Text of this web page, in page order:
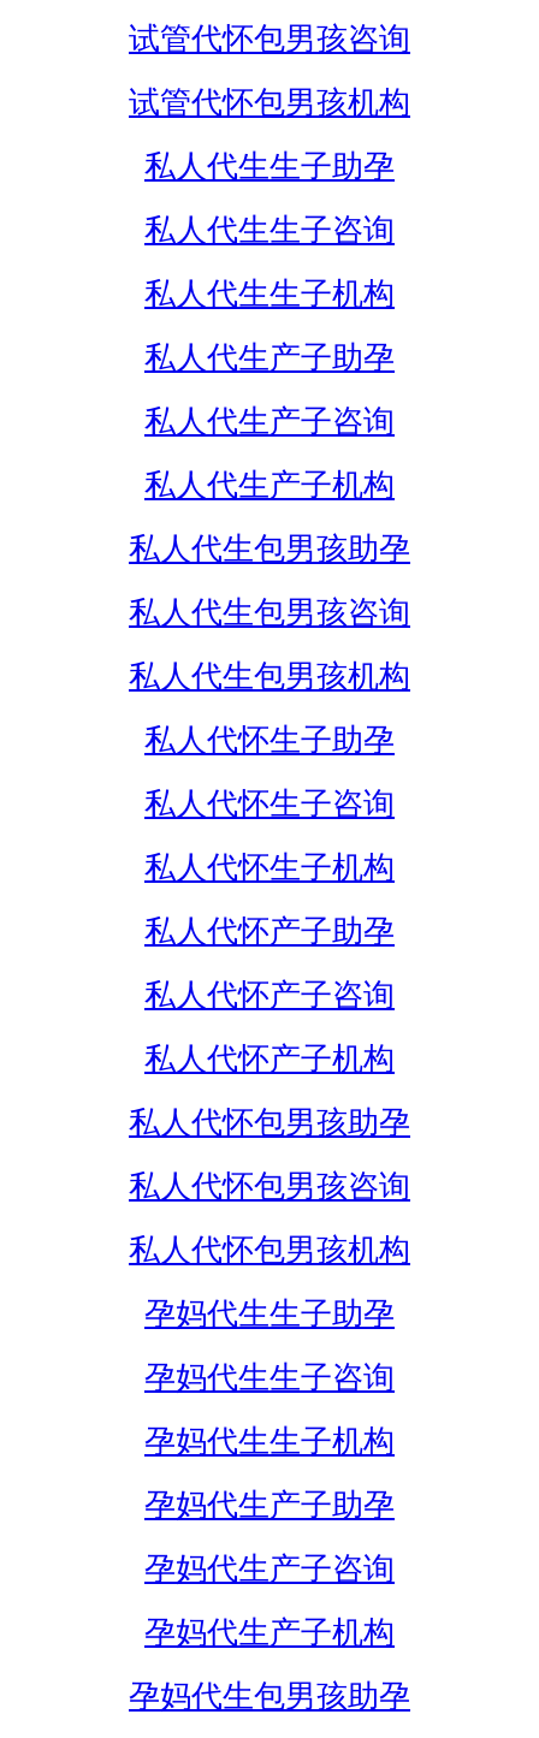
试管代怀包男孩咨询
试管代怀包男孩机构
私人代生生子助孕
私人代生生子咨询
私人代生生子机构
私人代生产子助孕
私人代生产子咨询
私人代生产子机构
私人代生包男孩助孕
私人代生包男孩咨询
私人代生包男孩机构
私人代怀生子助孕
私人代怀生子咨询
私人代怀生子机构
私人代怀产子助孕
私人代怀产子咨询
私人代怀产子机构
私人代怀包男孩助孕
私人代怀包男孩咨询
私人代怀包男孩机构
孕妈代生生子助孕
孕妈代生生子咨询
孕妈代生生子机构
孕妈代生产子助孕
孕妈代生产子咨询
孕妈代生产子机构
孕妈代生包男孩助孕